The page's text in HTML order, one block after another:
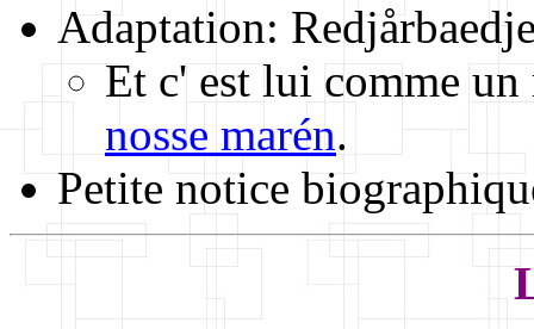
Adaptation:
Et c' est lui comme
nosse marén.
Petite notice